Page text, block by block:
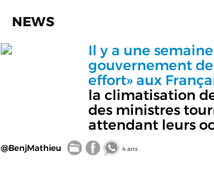
NEWS
Il y a une
gouvernement
effort» aux
la climatisation
des ministres
attendant leurs
@BenjMathieu 4 ans